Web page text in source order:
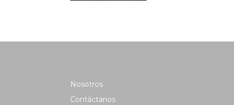
Nosotros
Contáctanos